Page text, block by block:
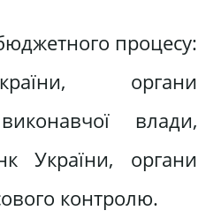
процесу:
органи
влади,
України, органи
контролю.